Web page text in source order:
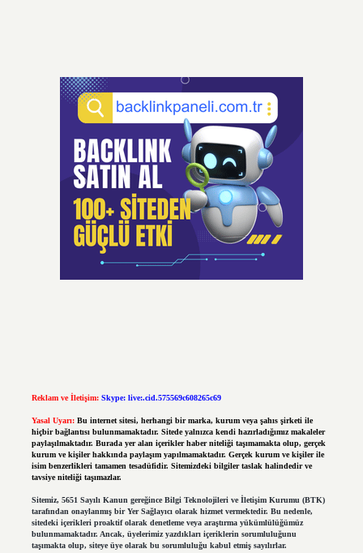
Reklam ve İletişim: Skype: live:.cid.575569c608265c69
Yasal Uyarı: Bu internet sitesi, herhangi bir marka, kurum veya şahıs şirketi ile
hiçbir bağlantısı bulunmamaktadır. Sitede yalnızca kendi hazırladığımız makaleler
paylaşılmaktadır. Burada yer alan içerikler haber niteliği taşımamakta olup, gerçek
kurum ve kişiler hakkında paylaşım yapılmamaktadır. Gerçek kurum ve kişiler ile
isim benzerlikleri tamamen tesadüfidir. Sitemizdeki bilgiler taslak halindedir ve
tavsiye niteliği taşımazlar.
Sitemiz, 5651 Sayılı Kanun gereğince Bilgi Teknolojileri ve İletişim Kurumu (BTK)
tarafından onaylanmış bir Yer Sağlayıcı olarak hizmet vermektedir. Bu nedenle,
sitedeki içerikleri proaktif olarak denetleme veya araştırma yükümlülüğümüz
bulunmamaktadır. Ancak, üyelerimiz yazdıkları içeriklerin sorumluluğunu
taşımakta olup, siteye üye olarak bu sorumluluğu kabul etmiş sayılırlar.